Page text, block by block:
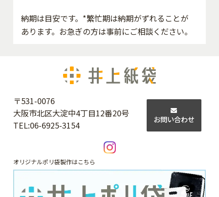
納期は目安です。*繁忙期は納期がずれることが
あります。お急ぎの方は事前にご相談ください。
〒531-0076
大阪市北区大淀中4丁目12番20号
TEL:06-6925-3154
お問い合わせ
オリジナルポリ袋製作はこちら